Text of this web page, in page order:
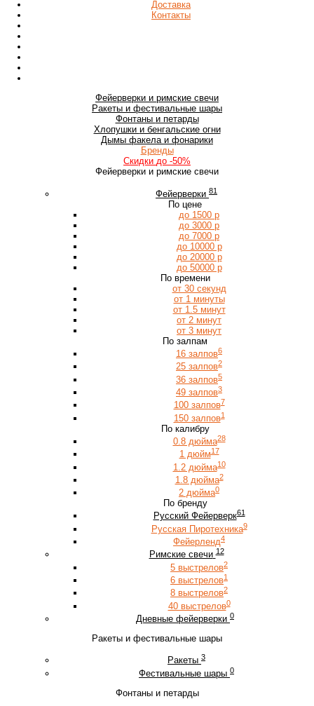
Доставка
Контакты
Фейерверки и римские свечи
Ракеты и фестивальные шары
Фонтаны и петарды
Хлопушки и бенгальские огни
Дымы факела и фонарики
Бренды
Скидки до -50%
Фейерверки и римские свечи
Фейерверки 81
По цене
до 1500 р
до 3000 р
до 7000 р
до 10000 р
до 20000 р
до 50000 р
По времени
от 30 секунд
от 1 минуты
от 1.5 минут
от 2 минут
от 3 минут
По залпам
16 залпов6
25 залпов2
36 залпов5
49 залпов3
100 залпов7
150 залпов1
По калибру
0.8 дюйма28
1 дюйм17
1.2 дюйма10
1.8 дюйма2
2 дюйма0
По бренду
Русский Фейерверк61
Русская Пиротехника9
Фейерленд4
Римские свечи 12
5 выстрелов2
6 выстрелов1
8 выстрелов2
40 выстрелов0
Дневные фейерверки 0
Ракеты и фестивальные шары
Ракеты 3
Фестивальные шары 0
Фонтаны и петарды